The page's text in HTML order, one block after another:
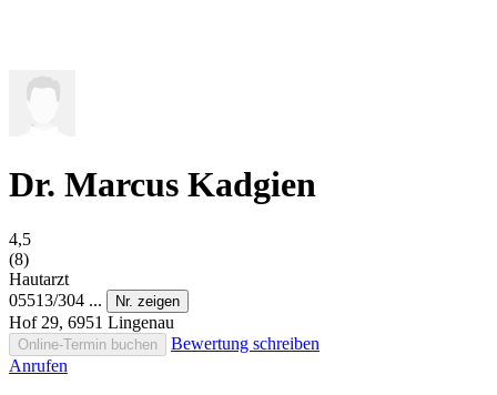
Dr. Marcus Kadgien
4,5
(8)
Hautarzt
05513/304 ...
Nr. zeigen
Hof 29, 6951 Lingenau
Online-Termin buchen
Bewertung schreiben
Anrufen